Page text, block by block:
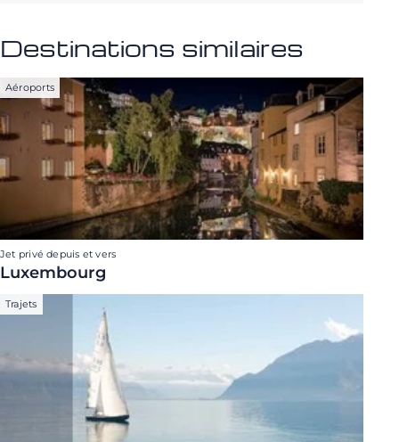
Destinations similaires
Aéroports
Jet privé depuis et vers
Luxembourg
Trajets